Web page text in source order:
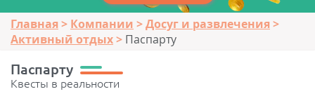
Главная Компании
Досуг и развлечения
Активный отдых
Паспарту
Паспарту
Квесты в реальности